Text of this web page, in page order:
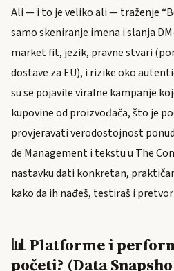
Ali — i to je veliko ali — traženje
samo skeniranje imena i slanja
market fit, jezik, pravne stvari
dostave za EU), i rizike oko
su se pojavile viralne kampanje
kupovine od proizvođača, što je
provjeravati verodostojnost
de Management i tekstu u The
nastavku dati konkretan,
kako da ih nađeš, testiraš i
📊 Platforme i
početi? (Data